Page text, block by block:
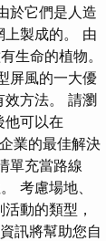
於它們是人造
上製成的。 由
生命的植物。
屏風的一大優
方法。 請瀏
他可以在
業的最佳解決
單充當路線
考慮場地、
動的類型，
訊將幫助您自